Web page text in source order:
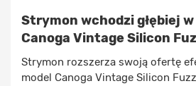
Strymon wchodzi głębiej w
Canoga Vintage Silicon
Strymon rozszerza swoją ofertę
model Canoga Vintage Silicon